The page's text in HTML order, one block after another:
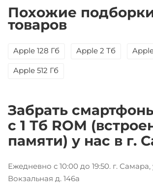
Похожие
товаров
Apple 128 Гб Apple 2 Тб
Apple 512 Гб
Забрать
с 1 Тб ROM
памяти) у нас в г.
Ежедневно с 10:00 до 19:50. г.
Вокзальная д. 146а